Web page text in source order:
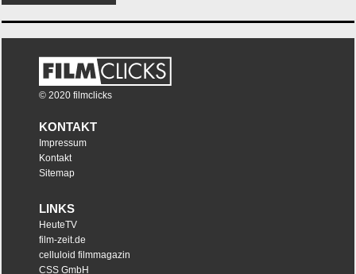
© 2020 filmclicks
KONTAKT
Impressum
Kontakt
Sitemap
LINKS
HeuteTV
film-zeit.de
celluloid filmmagazin
CSS GmbH